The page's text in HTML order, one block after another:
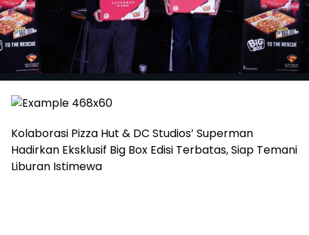
Kolaborasi Pizza Hut & DC Studios’ Superman
Hadirkan Eksklusif Big Box Edisi Terbatas, Siap Temani
Liburan Istimewa